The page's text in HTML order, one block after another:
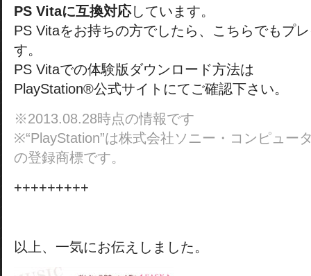
PS Vitaに互換対応しています。
PS Vitaをお持ちの方でしたら、こちらでもプ
す。
PS Vitaでの体験版ダウンロード方法は
PlayStation®公式サイトにてご確認下さい。
※2013.08.28時点の情報です
※“PlayStation”は株式会社ソニー・コンピュー
の登録商標です。
+++++++++
以上、一気にお伝えしました。